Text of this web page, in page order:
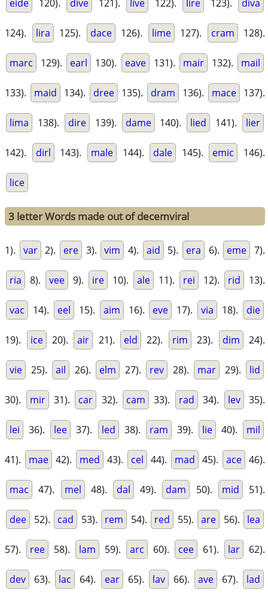
eide 120). dive 121). live 122). lire 123). diva
124). lira 125). dace 126). lime 127). cram 128).
marc 129). earl 130). eave 131). mair 132). mail
133). maid 134). dree 135). dram 136). mace 137).
lima 138). dire 139). dame 140). lied 141). lier
142). dirl 143). male 144). dale 145). emic 146).
lice
3 letter Words made out of decemviral
1). var 2). ere 3). vim 4). aid 5). era 6). eme 7).
ria 8). vee 9). ire 10). ale 11). rei 12). rid 13).
vac 14). eel 15). aim 16). eve 17). via 18). die
19). ice 20). air 21). eld 22). rim 23). dim 24).
vie 25). ail 26). elm 27). rev 28). mar 29). lid
30). mir 31). car 32). cam 33). rad 34). lev 35).
lei 36). lee 37). led 38). ram 39). lie 40). mil
41). mae 42). med 43). cel 44). mad 45). ace 46).
mac 47). mel 48). dal 49). dam 50). mid 51).
dee 52). cad 53). rem 54). red 55). are 56). lea
57). ree 58). lam 59). arc 60). cee 61). lar 62).
dev 63). lac 64). ear 65). lav 66). ave 67). lad